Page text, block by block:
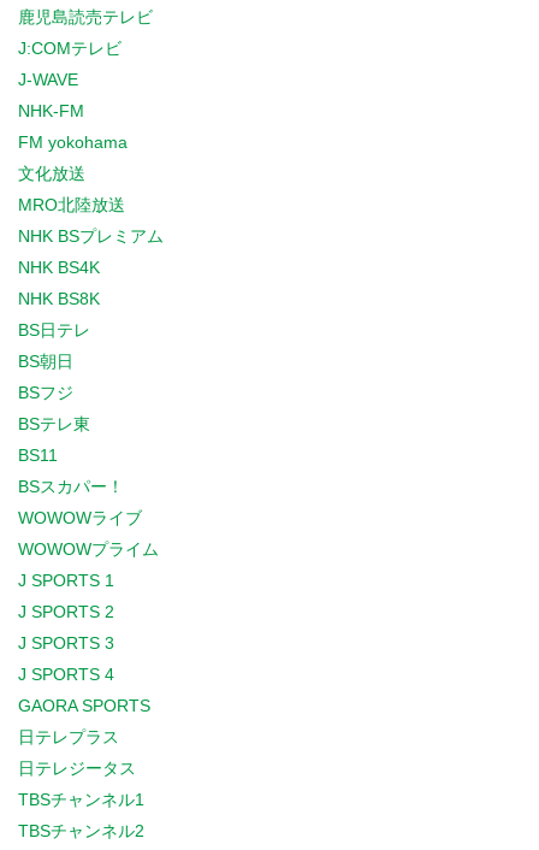
鹿児島読売テレビ
J:COMテレビ
J-WAVE
NHK-FM
FM yokohama
文化放送
MRO北陸放送
NHK BSプレミアム
NHK BS4K
NHK BS8K
BS日テレ
BS朝日
BSフジ
BSテレ東
BS11
BSスカパー！
WOWOWライブ
WOWOWプライム
J SPORTS 1
J SPORTS 2
J SPORTS 3
J SPORTS 4
GAORA SPORTS
日テレプラス
日テレジータス
TBSチャンネル1
TBSチャンネル2